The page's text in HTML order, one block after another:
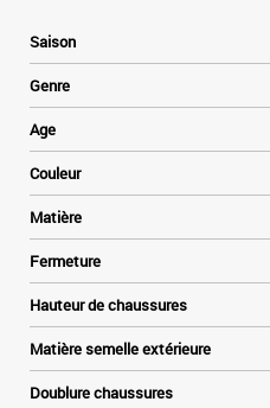
Saison
Genre
Age
Couleur
Matière
Fermeture
Hauteur de chaussures
Matière semelle extérieure
Doublure chaussures